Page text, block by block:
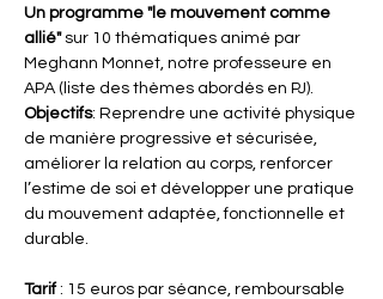
Un programme "le mouvement comme
allié" sur 10 thématiques animé par
Meghann Monnet, notre professeure en
APA (liste des thèmes abordés en PJ).
Objectifs: Reprendre une activité physique
de manière progressive et sécurisée,
améliorer la relation au corps, renforcer
l’estime de soi et développer une pratique
du mouvement adaptée, fonctionnelle et
durable.
Tarif : 15 euros par séance, remboursable